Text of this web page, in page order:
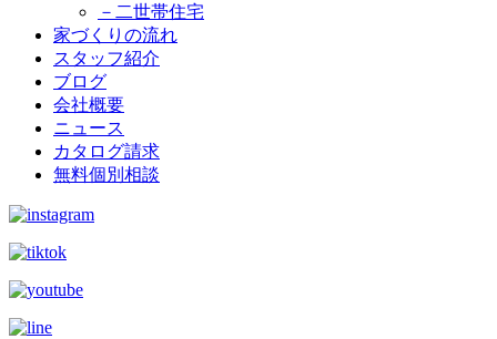
－二世帯住宅
家づくりの流れ
スタッフ紹介
ブログ
会社概要
ニュース
カタログ請求
無料個別相談